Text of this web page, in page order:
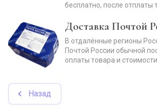
бесплатно, после отплаты
Доставка Почтой
В отдалённые регионы
Почтой России обычной
оплаты товара и
Назад